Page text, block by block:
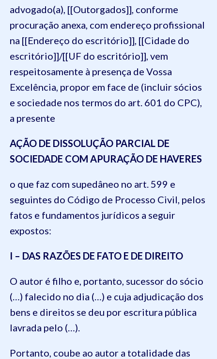
advogado(a), [[Outorgados]], conforme
procuração anexa, com endereço profissional
na [[Endereço do escritório]], [[Cidade do
escritório]]/[[UF do escritório]], vem
respeitosamente à presença de Vossa
Excelência, propor em face de (incluir sócios
e sociedade nos termos do art. 601 do CPC),
a presente
AÇÃO DE DISSOLUÇÃO PARCIAL DE
SOCIEDADE COM APURAÇÃO DE HAVERES
o que faz com supedâneo no art. 599 e
seguintes do Código de Processo Civil, pelos
fatos e fundamentos jurídicos a seguir
expostos:
I – DAS RAZÕES DE FATO E DE DIREITO
O autor é filho e, portanto, sucessor do sócio
(…) falecido no dia (…) e cuja adjudicação dos
bens e direitos se deu por escritura pública
lavrada pelo (…).
Portanto, coube ao autor a totalidade das